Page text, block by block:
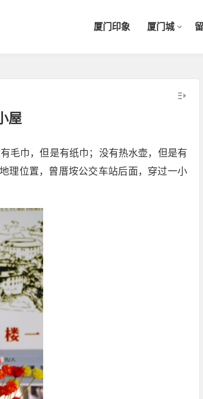
厦门印象 厦门城
屋
毛巾，但是有纸巾；没有热水壶，但是有
位置，曾厝垵公交车站后面，穿过一小